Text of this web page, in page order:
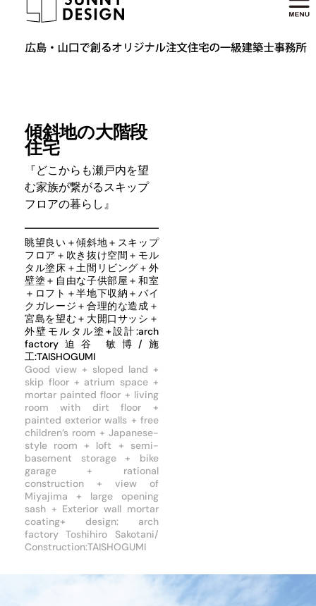
傾斜地の大階段
住宅
『どこからも瀬戸内を望
む家族が繋がるスキップ
フロアの暮らし』
眺望良い＋傾斜地＋スキップ
フロア＋吹き抜け空間＋モル
タル塗床＋土間リビング＋外
壁塗＋自由な子供部屋＋和室
＋ロフト＋半地下収納＋バイ
クガレージ＋合理的な造成＋
宮島を望む＋大開口サッシ＋
外壁モルタル塗+設計:arch
factory迫谷 敏博/施
工:TAISHOGUMI
Good view + sloped land +
skip floor + atrium space +
mortar painted floor + living
room with dirt floor +
painted exterior walls + free
children’s room + Japanese-
style room + loft + semi-
basement storage + bike
garage + rational
construction + view of
Miyajima + large opening
sash + Exterior wall mortar
coating+ design: arch
factory Toshihiro Sakotani/
Construction:TAISHOGUMI